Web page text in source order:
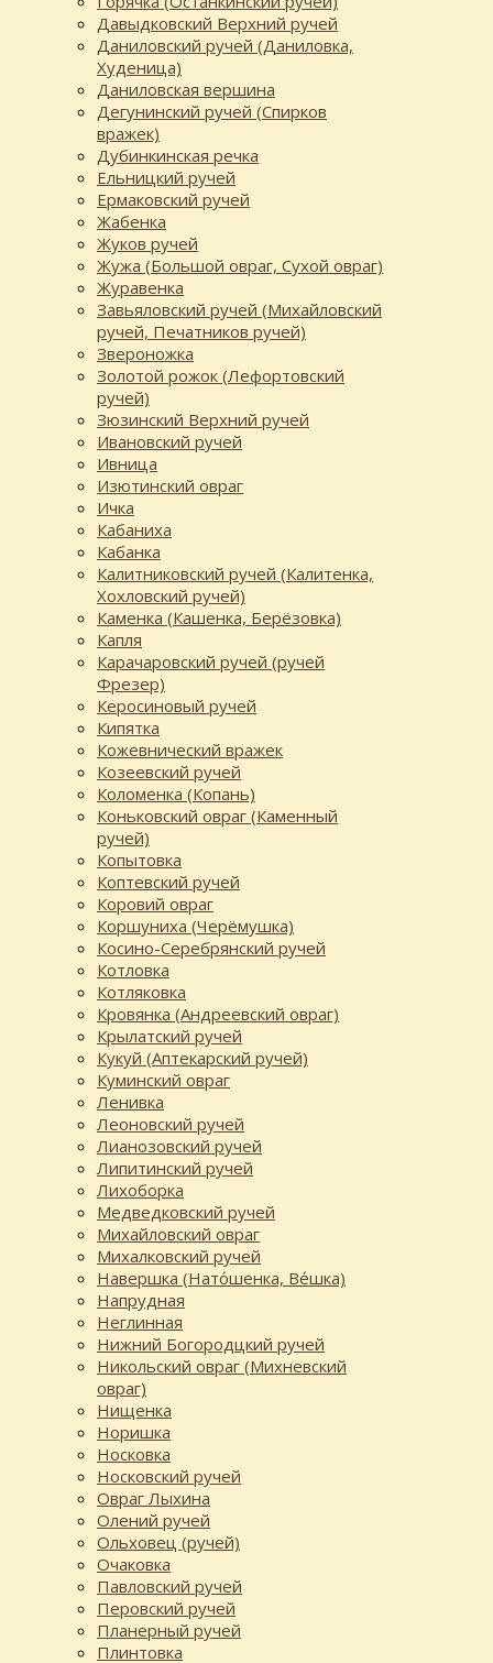
Давыдковский Верхний ручей
Даниловский ручей (Даниловка,
Худеница)
Даниловская вершина
Дегунинский ручей (Спирков
вражек)
Дубинкинская речка
Ельницкий ручей
Ермаковский ручей
Жабенка
Жуков ручей
Жужа (Большой овраг, Сухой овраг)
Журавенка
Завьяловский ручей (Михайловский
ручей, Печатников ручей)
Звероножка
Золотой рожок (Лефортовский
ручей)
Зюзинский Верхний ручей
Ивановский ручей
Ивница
Изютинский овраг
Ичка
Кабаниха
Кабанка
Калитниковский ручей (Калитенка,
Хохловский ручей)
Каменка (Кашенка, Берёзовка)
Капля
Карачаровский ручей (ручей
Фрезер)
Керосиновый ручей
Кипятка
Кожевнический вражек
Козеевский ручей
Коломенка (Копань)
Коньковский овраг (Каменный
ручей)
Копытовка
Коптевский ручей
Коровий овраг
Коршуниха (Черёмушка)
Косино-Серебрянский ручей
Котловка
Котляковка
Кровянка (Андреевский овраг)
Крылатский ручей
Кукуй (Аптекарский ручей)
Куминский овраг
Ленивка
Леоновский ручей
Лианозовский ручей
Липитинский ручей
Лихоборка
Медведковский ручей
Михайловский овраг
Михалковский ручей
Навершка (Нато́шенка, Ве́шка)
Напрудная
Неглинная
Нижний Богородцкий ручей
Никольский овраг (Михневский
овраг)
Нищенка
Норишка
Носковка
Носковский ручей
Овраг Лыхина
Олений ручей
Ольховец (ручей)
Очаковка
Павловский ручей
Перовский ручей
Планерный ручей
Плинтовка